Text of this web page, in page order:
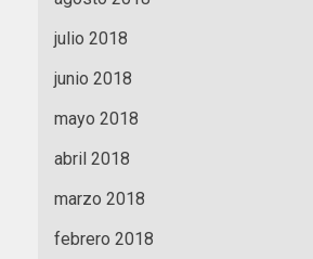
julio 2018
junio 2018
mayo 2018
abril 2018
marzo 2018
febrero 2018